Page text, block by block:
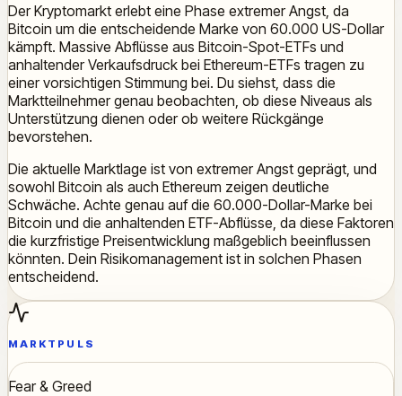
Der Kryptomarkt erlebt eine Phase extremer Angst, da
Bitcoin um die entscheidende Marke von 60.000 US-Dollar
kämpft. Massive Abflüsse aus Bitcoin-Spot-ETFs und
anhaltender Verkaufsdruck bei Ethereum-ETFs tragen zu
einer vorsichtigen Stimmung bei. Du siehst, dass die
Marktteilnehmer genau beobachten, ob diese Niveaus als
Unterstützung dienen oder ob weitere Rückgänge
bevorstehen.
Die aktuelle Marktlage ist von extremer Angst geprägt, und
sowohl Bitcoin als auch Ethereum zeigen deutliche
Schwäche. Achte genau auf die 60.000-Dollar-Marke bei
Bitcoin und die anhaltenden ETF-Abflüsse, da diese Faktoren
die kurzfristige Preisentwicklung maßgeblich beeinflussen
könnten. Dein Risikomanagement ist in solchen Phasen
entscheidend.
MARKTPULS
Fear & Greed